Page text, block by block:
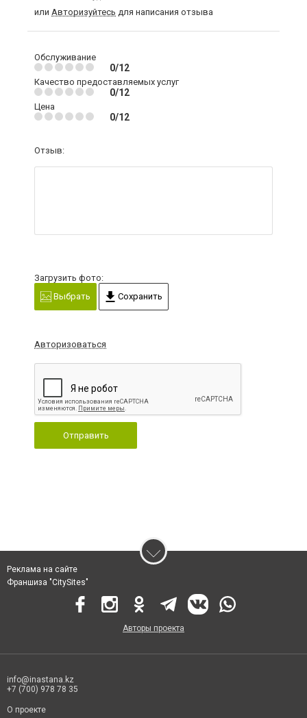
или Авторизуйтесь для написания отзыва
Обслуживание
0/12
Качество предоставляемых услуг
0/12
Цена
0/12
Отзыв:
Загрузить фото:
Выбрать
Сохранить
Авторизоваться
Отправить
Реклама на сайте
Франшиза "CitySites"
Авторы проекта
info@inastana.kz
+7 (700) 978 78 35
О проекте